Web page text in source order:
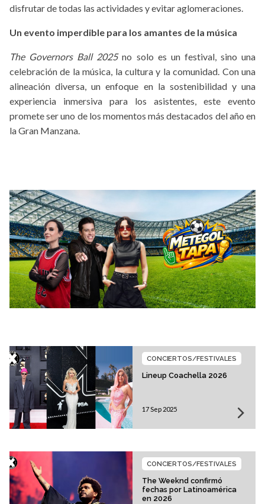
disfrutar de todas las actividades y evitar aglomeraciones.
Un evento imperdible para los amantes de la música
The Governors Ball 2025no solo es un festival, sino una
celebración de la música, la cultura y la comunidad. Con una
alineación diversa, un enfoque en la sostenibilidad y una
experiencia inmersiva para los asistentes, este evento
promete ser uno de los momentos más destacados del año en
la Gran Manzana.
Lineup Coachella 2026
CONCIERTOS/FESTIVALES
17 Sep 2025
The Weeknd confirmó
fechas por Latinoamérica
en 2026
CONCIERTOS/FESTIVALES